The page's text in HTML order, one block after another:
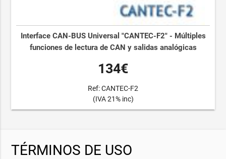
Interface CAN-BUS Universal "CANTEC-F2" - Múltiples
funciones de lectura de CAN y salidas analógicas
134€
Ref: CANTEC-F2
(IVA 21% inc)
TÉRMINOS DE USO